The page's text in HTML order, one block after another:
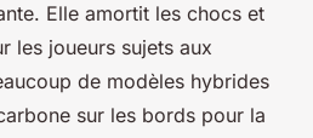
Elle amortit les chocs et
les joueurs sujets aux
de modèles hybrides
sur les bords pour la